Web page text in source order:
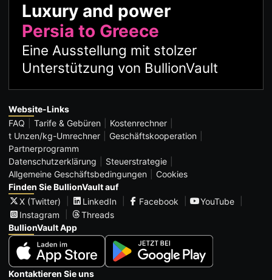
Luxury and power
Persia to Greece
Eine Ausstellung mit stolzer
Unterstützung von BullionVault
Website-Links
FAQ
Tarife & Gebüren
Kostenrechner
t Unzen/kg-Umrechner
Geschäftskooperation
Partnerprogramm
Datenschutzerklärung
Steuerstrategie
Allgemeine Geschäftsbedingungen
Cookies
Finden Sie BullionVault auf
X (Twitter)
LinkedIn Facebook
YouTube
Instagram
Threads
BullionVault App
Kontaktieren Sie uns